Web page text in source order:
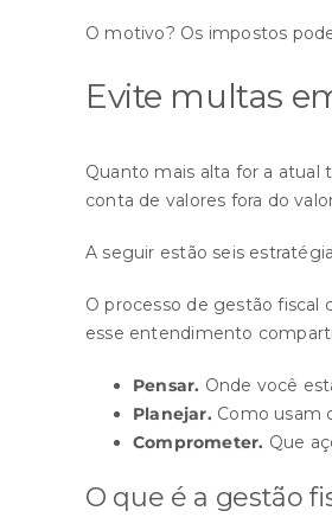
O motivo? Os impostos
Evite multas
Quanto mais alta for a atual
conta de valores fora do
A seguir estão seis
O processo de gestão fiscal
esse entendimento
Pensar. Onde você
Planejar. Como usam
Comprometer. Que
O que é a gestão